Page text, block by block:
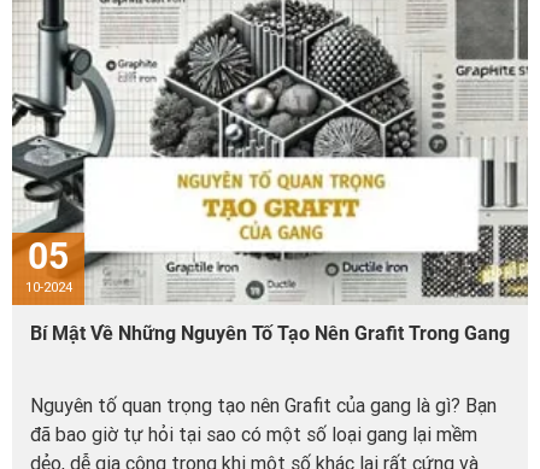
05
10-2024
Bí Mật Về Những Nguyên Tố Tạo Nên Grafit Trong Gang
Nguyên tố quan trọng tạo nên Grafit của gang là gì? Bạn
đã bao giờ tự hỏi tại sao có một số loại gang lại mềm
dẻo, dễ gia công trong khi một số khác lại rất cứng và